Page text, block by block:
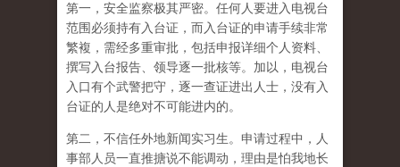
第一，安全监察极其严密。任何人要进入电视台
范围必须持有入台证，而入台证的申请手续非常
繁複，需经多重审批，包括申报详细个人资料、
撰写入台报告、领导逐一批核等。加以，电视台
入口有个武警把守，逐一查证进出人士，没有入
台证的人是绝对不可能进内的。
第二，不信任外地新闻实习生。申请过程中，人
事部人员一直推搪说不能调动，理由是怕我地长